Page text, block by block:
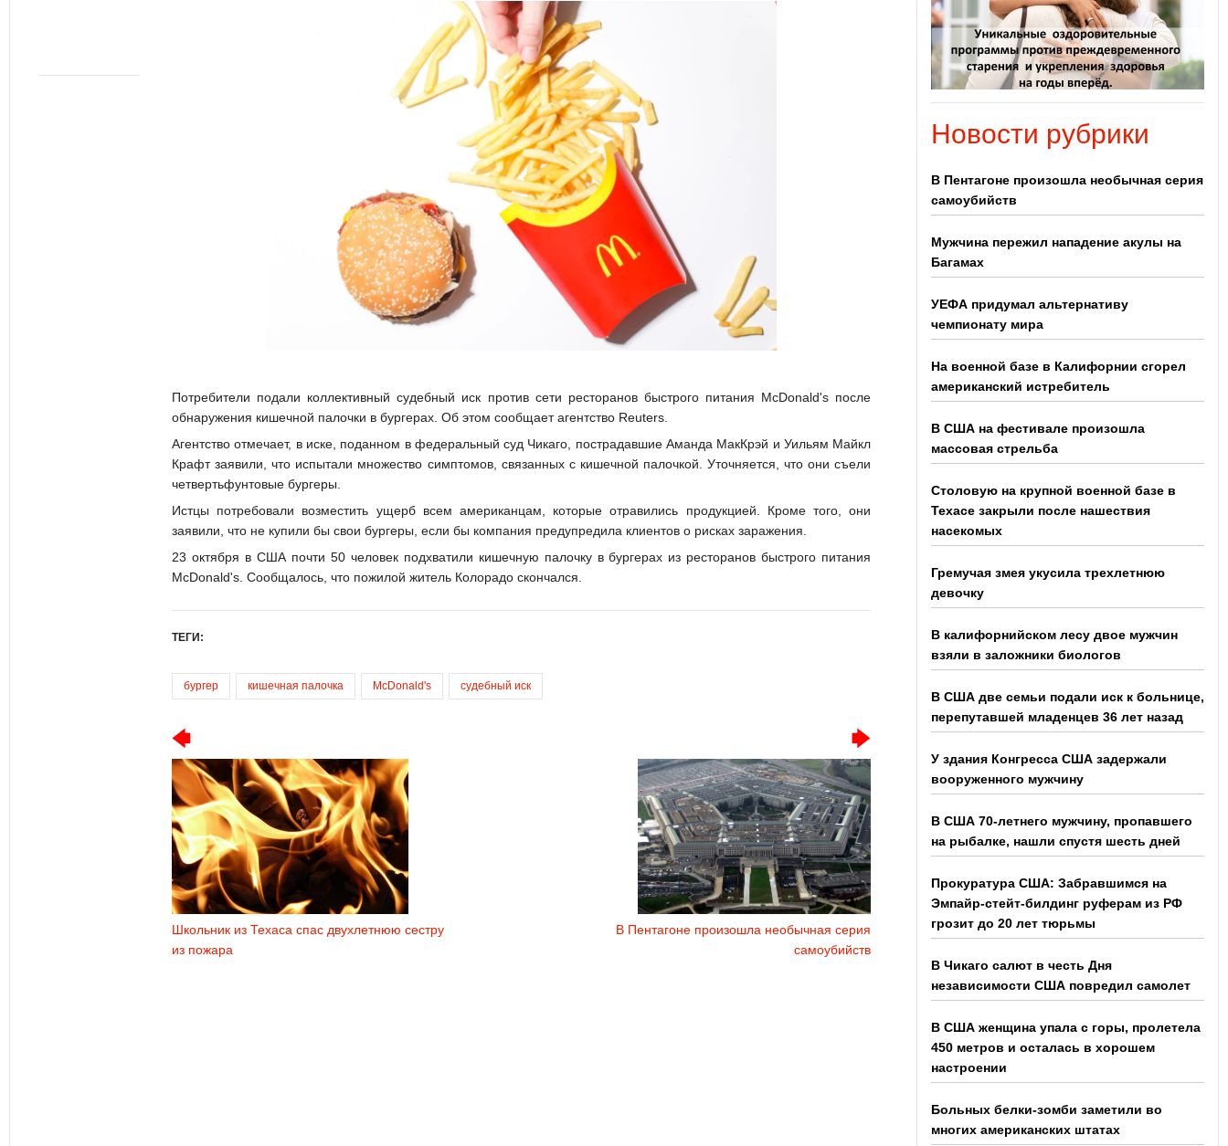
Потребители подали коллективный судебный иск против сети ресторанов быстрого питания McDonald's после
обнаружения кишечной палочки в бургерах. Об этом сообщает агентство Reuters.
Агентство отмечает, в иске, поданном в федеральный суд Чикаго, пострадавшие Аманда МакКрэй и Уильям Майкл
Крафт заявили, что испытали множество симптомов, связанных с кишечной палочкой. Уточняется, что они съели
четвертьфунтовые бургеры.
Истцы потребовали возместить ущерб всем американцам, которые отравились продукцией. Кроме того, они
заявили, что не купили бы свои бургеры, если бы компания предупредила клиентов о рисках заражения.
23 октября в США почти 50 человек подхватили кишечную палочку в бургерах из ресторанов быстрого питания
McDonald's. Сообщалось, что пожилой житель Колорадо скончался.
ТЕГИ:
бургер кишечная палочка McDonald's судебный иск
Школьник из Техаса спас двухлетнюю сестру
из пожара
В Пентагоне произошла необычная серия
самоубийств
Новости рубрики
В Пентагоне произошла необычная серия
самоубийств
Мужчина пережил нападение акулы на
Багамах
УЕФА придумал альтернативу
чемпионату мира
На военной базе в Калифорнии сгорел
американский истребитель
В США на фестивале произошла
массовая стрельба
Столовую на крупной военной базе в
Техасе закрыли после нашествия
насекомых
Гремучая змея укусила трехлетнюю
девочку
В калифорнийском лесу двое мужчин
взяли в заложники биологов
В США две семьи подали иск к больнице,
перепутавшей младенцев 36 лет назад
У здания Конгресса США задержали
вооруженного мужчину
В США 70-летнего мужчину, пропавшего
на рыбалке, нашли спустя шесть дней
Прокуратура США: Забравшимся на
Эмпайр-стейт-билдинг руферам из РФ
грозит до 20 лет тюрьмы
В Чикаго салют в честь Дня
независимости США повредил самолет
В США женщина упала с горы, пролетела
450 метров и осталась в хорошем
настроении
Больных белки-зомби заметили во
многих американских штатах